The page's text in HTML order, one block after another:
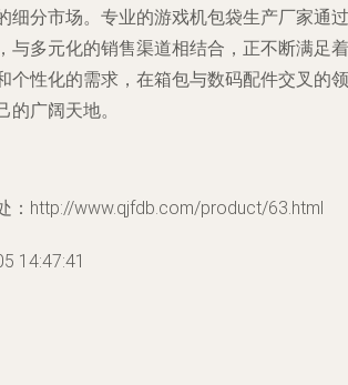
细分市场。专业的游戏机包袋生产厂家通过
与多元化的销售渠道相结合，正不断满足着
个性化的需求，在箱包与数码配件交叉的领
广阔天地。
：http://www.qjfdb.com/product/63.html
14:47:41